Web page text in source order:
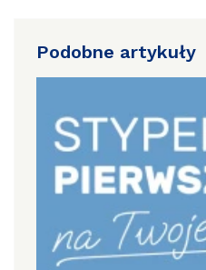
Podobne artykuły